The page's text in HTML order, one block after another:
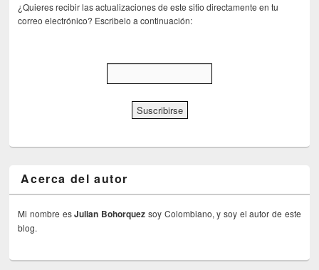
¿Quieres recibir las actualizaciones de este sitio directamente en tu
correo electrónico? Escribelo a continuación:
Acerca del autor
Mi nombre esJulian Bohorquez soy Colombiano, y soy el autor de este
blog.